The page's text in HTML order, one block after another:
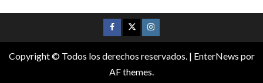
Copyright © Todos los derechos reservados. | EnterNews por
AF themes.